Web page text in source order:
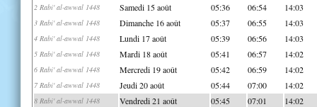
2 Rabi' al-awwal 1448 Samedi 15 août 05:36 06:54 14:03
3 Rabi' al-awwal 1448 Dimanche 16 août 05:37 06:55 14:03
4 Rabi' al-awwal 1448 Lundi 17 août 05:39 06:56 14:03
5 Rabi' al-awwal 1448 Mardi 18 août 05:41 06:57 14:02
6 Rabi' al-awwal 1448 Mercredi 19 août 05:42 06:59 14:02
7 Rabi' al-awwal 1448 Jeudi 20 août 05:44 07:00 14:02
8 Rabi' al-awwal 1448 Vendredi 21 août 05:45 07:01 14:02